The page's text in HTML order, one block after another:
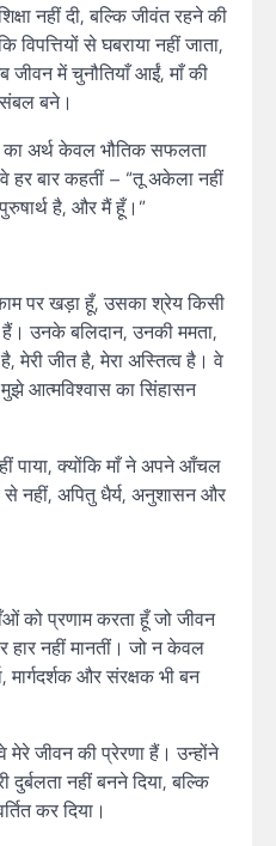
नहीं दी, बल्कि जीवंत रहने की
विपत्तियों से घबराया नहीं जाता,
जीवन में चुनौतियाँ आईं, माँ की
बने।
का अर्थ केवल भौतिक सफलता
हर बार कहतीं – “तू अकेला नहीं
है, और मैं हूँ।”
पर खड़ा हूँ, उसका श्रेय किसी
हैं। उनके बलिदान, उनकी ममता,
मेरी जीत है, मेरा अस्तित्व है। वे
मुझे आत्मविश्वास का सिंहासन
पाया, क्योंकि माँ ने अपने आँचल
नहीं, अपितु धैर्य, अनुशासन और
को प्रणाम करता हूँ जो जीवन
हार नहीं मानतीं। जो न केवल
मार्गदर्शक और संरक्षक भी बन
मेरे जीवन की प्रेरणा हैं। उन्होंने
दुर्बलता नहीं बनने दिया, बल्कि
कर दिया।